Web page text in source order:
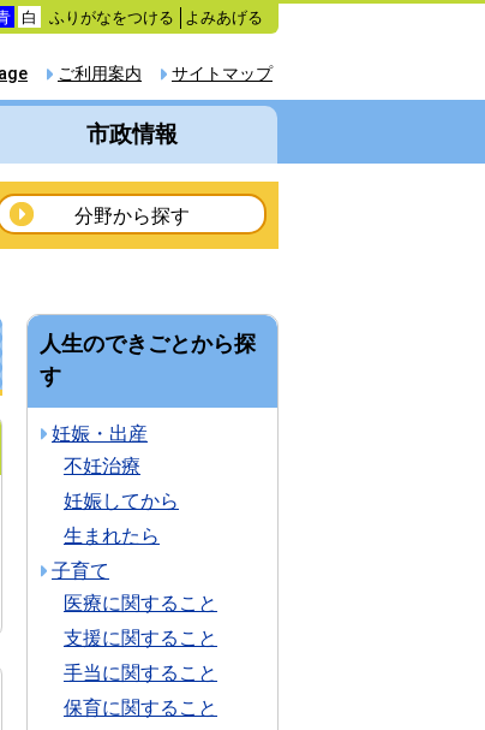
白 ふりがなをつける よみあげる
サイトマップ
ご利用案内
市政情報
分野から探す
人生のできごとから探
す
妊娠・出産
不妊治療
妊娠してから
生まれたら
子育て
医療に関すること
支援に関すること
手当に関すること
保育に関すること